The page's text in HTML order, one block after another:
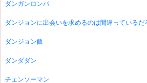
ダンガンロンパ
ダンジョンに出会いを求めるのは間違っているだ
ダンジョン飯
ダンダダン
チェンソーマン